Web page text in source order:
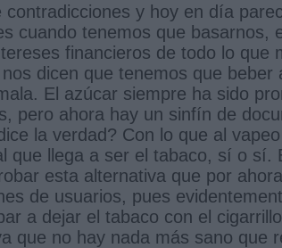
contradicciones y hoy en día
cuando tenemos que basarnos,
financieros de todo lo que
dicen que tenemos que
El azúcar siempre ha sido
pero ahora hay un sinfín de
la verdad? Con lo que al
que llega a ser el tabaco, sí o sí.
esta alternativa que por
de usuarios, pues
a dejar el tabaco con el
que no hay nada más sano que